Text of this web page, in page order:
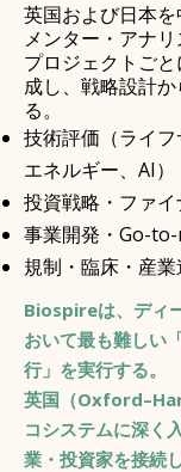
英国および日本
メンター・アナリ
プロジェクトご
成し、戦略設計
る。
技術評価（ライフ
エネルギー、AI）
投資戦略・ファイ
事業開発・Go-
規制・臨床・産
Biospireは、ディ
おいて最も難しい
行」を実行する。
英国（
コシステムに深く
業・投資家を接続